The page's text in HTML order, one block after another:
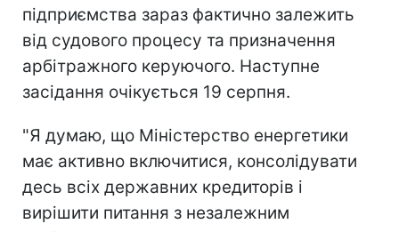
підприємства зараз фактично залежить
від судового процесу та призначення
арбітражного керуючого. Наступне
засідання очікується 19 серпня.
"Я думаю, що Міністерство енергетики
має активно включитися, консолідувати
десь всіх державних кредиторів і
вирішити питання з незалежним